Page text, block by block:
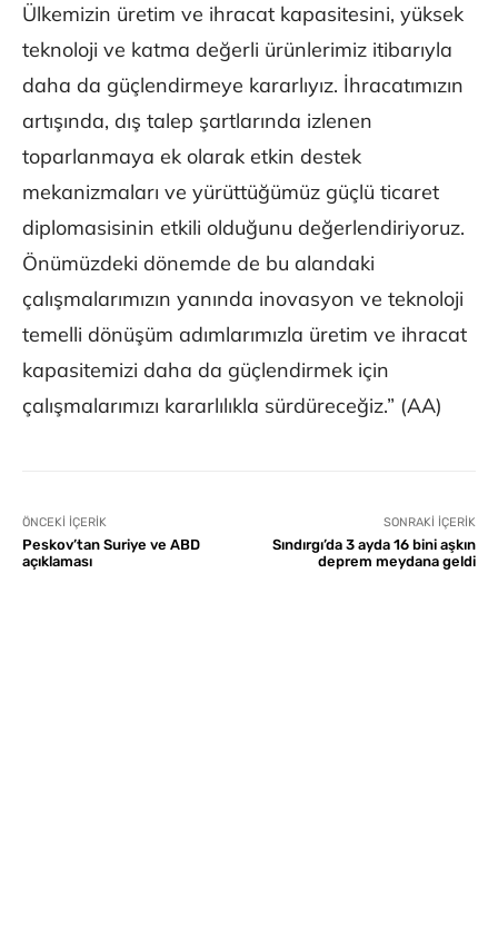
Ülkemizin üretim ve ihracat kapasitesini, yüksek
teknoloji ve katma değerli ürünlerimiz itibarıyla
daha da güçlendirmeye kararlıyız. İhracatımızın
artışında, dış talep şartlarında izlenen
toparlanmaya ek olarak etkin destek
mekanizmaları ve yürüttüğümüz güçlü ticaret
diplomasisinin etkili olduğunu değerlendiriyoruz.
Önümüzdeki dönemde de bu alandaki
çalışmalarımızın yanında inovasyon ve teknoloji
temelli dönüşüm adımlarımızla üretim ve ihracat
kapasitemizi daha da güçlendirmek için
çalışmalarımızı kararlılıkla sürdüreceğiz.” (AA)
ÖNCEKI İÇERIK
Peskov’tan Suriye ve ABD
açıklaması
SONRAKI İÇERIK
Sındırgı’da 3 ayda 16 bini aşkın
deprem meydana geldi